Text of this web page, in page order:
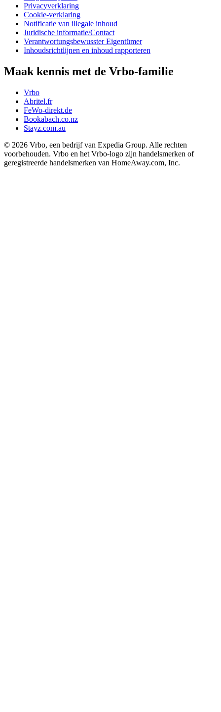
Privacyverklaring
Cookie-verklaring
Notificatie van illegale inhoud
Juridische informatie/Contact
Verantwortungsbewusster Eigentümer
Inhoudsrichtlijnen en inhoud rapporteren
Maak kennis met de Vrbo-familie
Vrbo
Abritel.fr
FeWo-direkt.de
Bookabach.co.nz
Stayz.com.au
© 2026 Vrbo, een bedrijf van Expedia Group. Alle rechten
voorbehouden. Vrbo en het Vrbo-logo zijn handelsmerken of
geregistreerde handelsmerken van HomeAway.com, Inc.